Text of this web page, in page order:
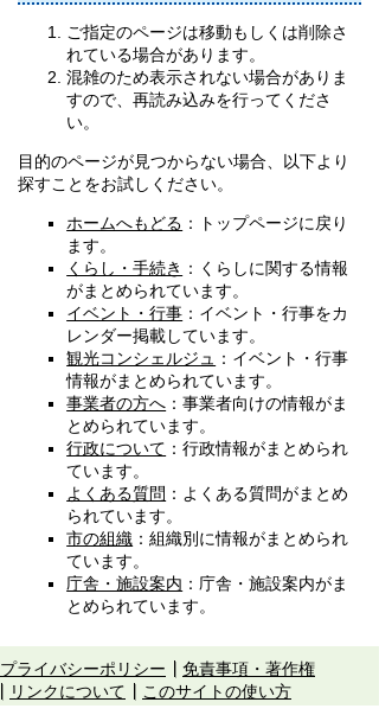
ご指定のページは移動もしくは削除さ
れている場合があります。
混雑のため表示されない場合がありま
すので、再読み込みを行ってくださ
い。
目的のページが見つからない場合、以下より
探すことをお試しください。
ホームへもどる ：トップページに戻り
ます。
くらし・手続き ：くらしに関する情報
がまとめられています。
イベント・行事 ：イベント・行事をカ
レンダー掲載しています。
観光コンシェルジュ ：イベント・行事
情報がまとめられています。
事業者の方へ ：事業者向けの情報がま
とめられています。
行政について ：行政情報がまとめられ
ています。
よくある質問 ：よくある質問がまとめ
られています。
市の組織 ：組織別に情報がまとめられ
ています。
庁舎・施設案内 ：庁舎・施設案内がま
とめられています。
プライバシーポリシー
免責事項・著作権
リンクについて
このサイトの使い方